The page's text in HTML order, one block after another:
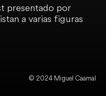
presentado por
a varias figuras
© 2024 Miguel Caamal